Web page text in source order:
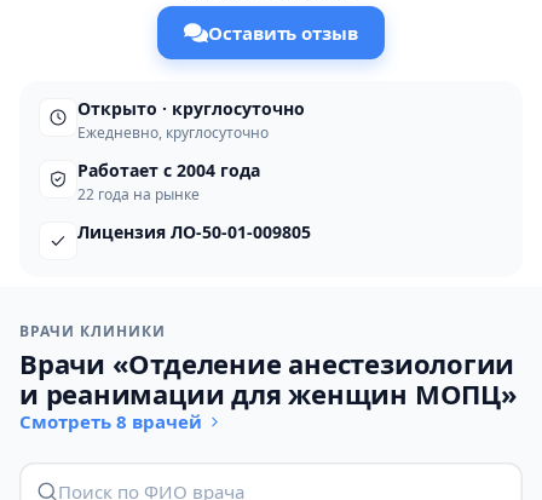
Оставить отзыв
Открыто · круглосуточно
Ежедневно, круглосуточно
Работает с 2004 года
22 года на рынке
Лицензия ЛО-50-01-009805
ВРАЧИ КЛИНИКИ
Врачи «Отделение анестезиологии
и реанимации для женщин МОПЦ»
Смотреть 8 врачей